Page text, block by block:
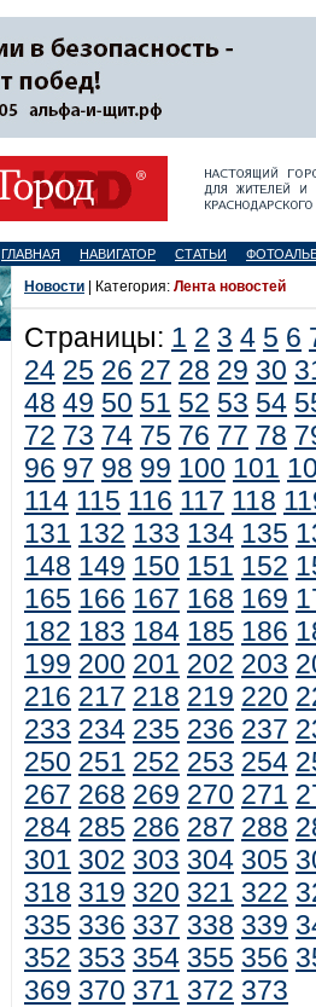
ГЛАВНАЯ НАВИГАТОР СТАТЬИ
Новости | Категория: Лента новостей
Страницы: 1 2 3 4 5 6
24 25 26 27 28 29 30
48 49 50 51 52 53 54
72 73 74 75 76 77 78
96 97 98 99 100 101
114 115 116 117 118
131 132 133 134 135
148 149 150 151 152
165 166 167 168 169
182 183 184 185 186
199 200 201 202 203
216 217 218 219 220
233 234 235 236 237
250 251 252 253 254
267 268 269 270 271
284 285 286 287 288
301 302 303 304 305
318 319 320 321 322
335 336 337 338 339
352 353 354 355 356
369 370 371 372 373